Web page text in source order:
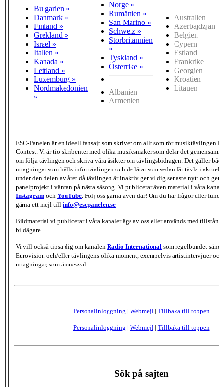
Bulgarien »
Danmark »
Finland »
Grekland »
Israel »
Italien »
Kanada »
Lettland »
Luxemburg »
Nordmakedonien
»
Norge »
Rumänien »
San Marino »
Schweiz »
Storbritannien
»
Tyskland »
Österrike »
Albanien
Armenien
Australien
Azerbajdzjan
Belgien
Cypern
Estland
Frankrike
Georgien
Kroatien
Litauen
ESC-Panelen är en ideell fansajt som skriver om allt som rör musiktävlingen
Contest. Vi är tio skribenter med olika musiksmaker som delar det
om följa tävlingen och skriva våra åsikter om tävlingsbidragen. Det gäller
uttagningar som hålls inför tävlingen och de låtar som sedan får tävla i
under den delen av året då tävlingen är inaktiv ger vi dig senaste nytt och
panelprojekt i väntan på nästa säsong. Vi publicerar även material i våra
Instagram och YouTube. Följ oss gärna även där! Om du har frågor eller
gärna ett mejl till info@escpanelen.se
Bildmaterial vi publicerar i våra kanaler ägs av oss eller används med
bildägare.
Vi vill också tipsa dig om kanalen Radio International som regelbundet
Eurovision och/eller tävlingens olika moment, exempelvis artistintervjuer
uttagningar, som ämnesval.
Personalinloggning | Webmejl| Tillbaka till toppen
Personalinloggning | Webmejl| Tillbaka till toppen
Sök på sajten